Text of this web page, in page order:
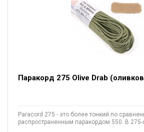
Паракорд 275 Olive Drab
Paracord 275 - это более тонкий по
распространенным паракордом 550. В 275-